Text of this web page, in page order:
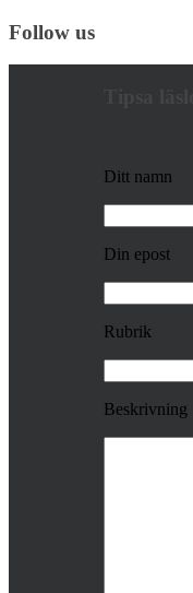
Follow us
Ditt namn
Din epost
Rubrik
Beskrivning